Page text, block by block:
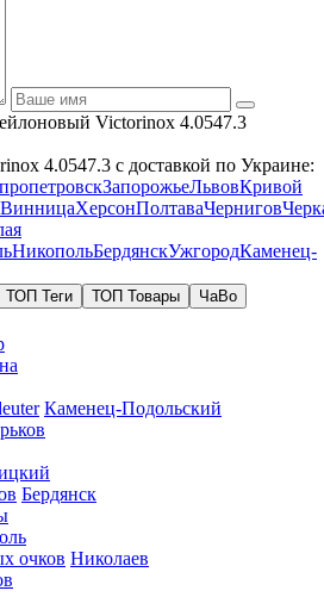
Victorinox 4.0547.3
4.0547.3 с доставкой по Украине:
ЗапорожьеЛьвовКривой
ВинницаХерсонПолтаваЧернигов
НикопольБердянскУжгородКаменец-
ТОП Теги ТОП Товары
ЧаВо
Каменец-Подольский
Бердянск
очков Николаев